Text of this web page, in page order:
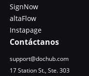
SignNow
altaFlow
Instapage
Contáctanos
support@dochub.com
17 Station St., Ste. 303